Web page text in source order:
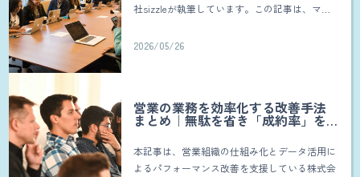
社sizzleが執筆しています。この記事は、マネ
ような悩みを抱えている営業マネージャー、チ
2026/05/26
営業の業務を効率化する改善手法
まとめ｜無駄を省き「成約率」を
本記事は、営業組織の仕組み化とデータ活用に
よるパフォーマンス改善を支援している株式会